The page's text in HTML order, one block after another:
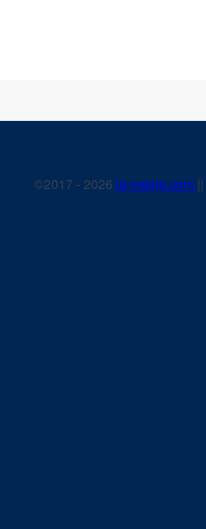
©2017 - 2026 la-mairie.com ||